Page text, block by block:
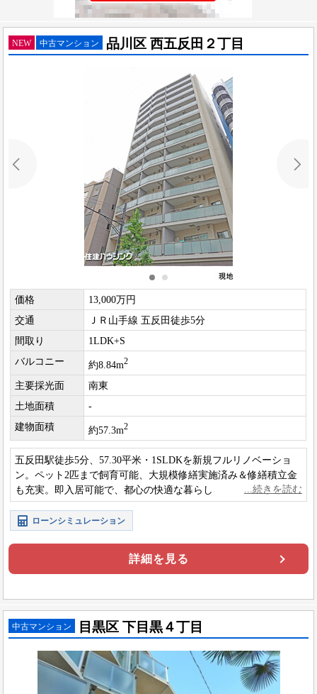
NEW 中古マンション 品川区 西五反田２丁目
価格
13,000万円
交通
ＪＲ山手線 五反田徒歩5分
間取り
1LDK+S
バルコニー
約8.84m2
主要採光面
南東
土地面積
-
建物面積
約57.3m2
五反田駅徒歩5分、57.30平米・1SLDKを新規フルリノベーショ
ン。ペット2匹まで飼育可能、大規模修繕実施済み＆修繕積立金
も充実。即入居可能で、都心の快適な暮らしを叶える一邸で
す。
ローンシミュレーション
詳細を見る
中古マンション 目黒区 下目黒４丁目